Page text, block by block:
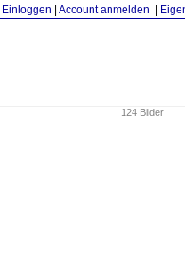
Einloggen Account anmelden
124 Bilder